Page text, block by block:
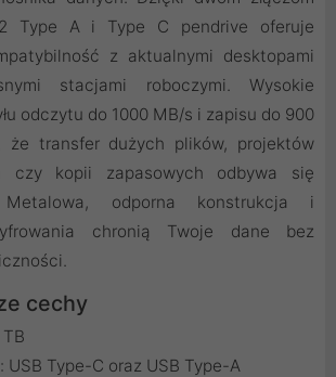
Type A i Type C pendrive oferuje
z aktualnymi desktopami
stacjami roboczymi. Wysokie
odczytu do 1000 MB/s i zapisu do 900
że transfer dużych plików, projektów
czy kopii zapasowych odbywa się
Metalowa, odporna konstrukcja i
chronią Twoje dane bez
cechy
USB Type-C oraz USB Type-A